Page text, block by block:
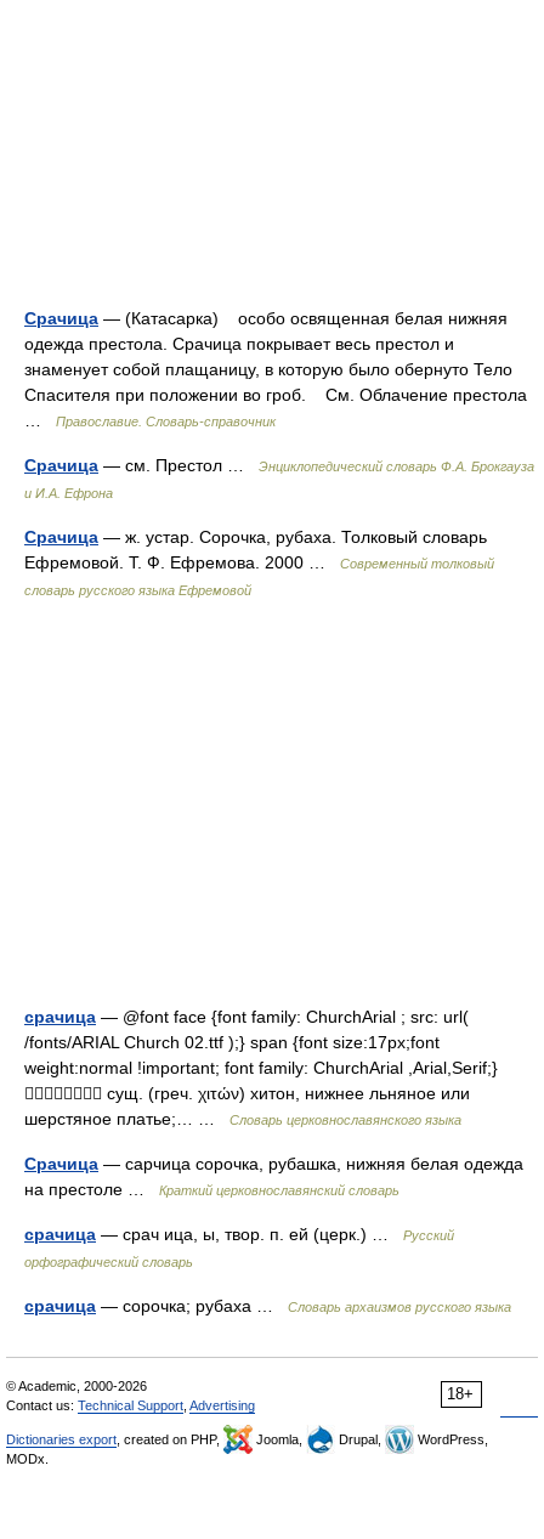
Срачица — (Катасарка) особо освященная белая нижняя
одежда престола. Срачица покрывает весь престол и
знаменует собой плащаницу, в которую было обернуто Тело
Спасителя при положении во гроб. См. Облачение престола
Православие. Словарь-справочник
Срачица — см. Престол …
Энциклопедический словарь Ф.А. Брокгауза
и И.А. Ефрона
Срачица — ж. устар. Сорочка, рубаха. Толковый словарь
Ефремовой. Т. Ф. Ефремова. 2000 …
Современный толковый
словарь русского языка Ефремовой
срачица — @font face {font family: ChurchArial ; src: url(
/fonts/ARIAL Church 02.ttf );} span {font size:17px;font
weight:normal !important; font family: ChurchArial ,Arial,Serif;}
 сущ. (греч. χιτών) хитон, нижнее льняное или
шерстяное платье;… …
Словарь церковнославянского языка
Срачица — сарчица сорочка, рубашка, нижняя белая одежда
на престоле …
Краткий церковнославянский словарь
срачица — срач ица, ы, твор. п. ей (церк.) …
Русский
орфографический словарь
срачица — сорочка; рубаха … Cловарь архаизмов русского языка
18+
© Academic, 2000-2026
Contact us: Technical Support Advertising
Dictionaries export , created on PHP, Joomla, Drupal,
WordPress,
MODx.